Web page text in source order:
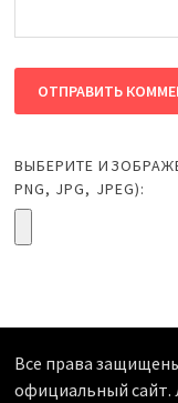
ВЫБЕРИТЕ
PNG, JPG, JPEG):
Все права защищены
официальный сайт.